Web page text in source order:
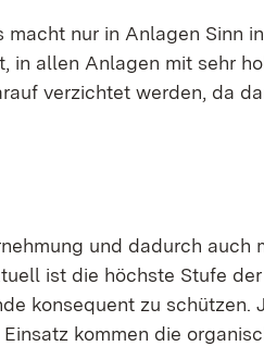
macht nur in Anlagen Sinn
in allen Anlagen mit sehr
verzichtet werden, da
und dadurch auch
ist die höchste Stufe
konsequent zu schützen.
kommen die